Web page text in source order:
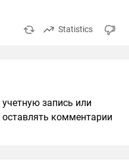
Statistics
запись или
комментарии